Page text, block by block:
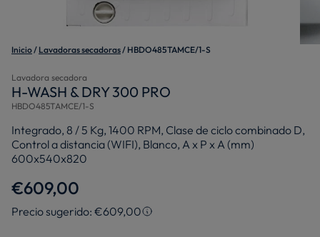
Inicio Lavadoras secadoras HBDO485TAMCE/1-S
Lavadora secadora
H-WASH & DRY 300 PRO
HBDO485TAMCE/1-S
Integrado, 8 / 5 Kg, 1400 RPM, Clase de ciclo combinado D,
Control a distancia (WIFI), Blanco, A x P x A (mm)
600x540x820
€609,00
Precio sugerido: €609,00